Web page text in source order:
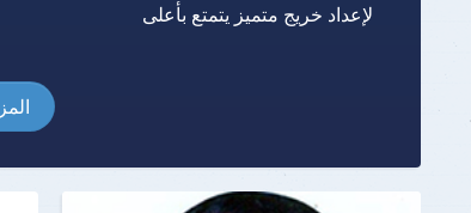
لإعداد خريج متميز يتمتع بأعلى